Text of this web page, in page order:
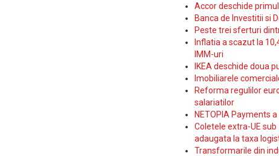
Accor deschide
Banca de Investitii si
Peste trei sferturi
Inflatia a scazut la
IMM-uri
IKEA deschide doua
Imobiliarele
Reforma regulilor
salariatilor
NETOPIA Payments
Coletele extra-UE
adaugata la taxa
Transformarile din